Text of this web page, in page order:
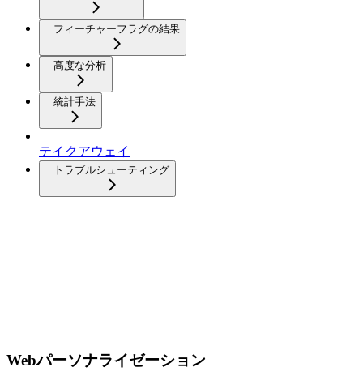
フィーチャーフラグの結果
高度な分析
統計手法
テイクアウェイ
トラブルシューティング
Webパーソナライゼーション